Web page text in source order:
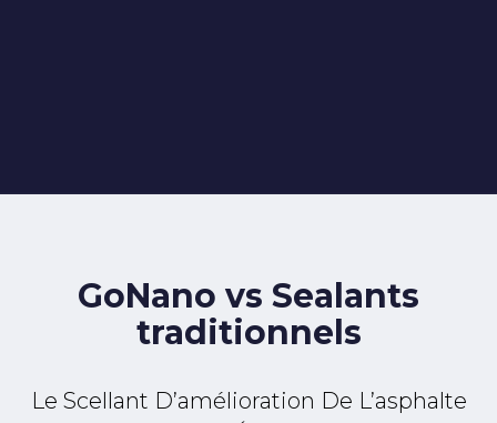
GoNano vs Sealants
traditionnels
Le Scellant D’amélioration De L’asphalte